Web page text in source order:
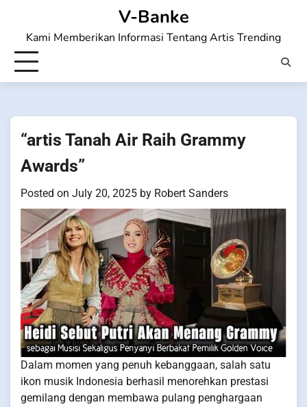
content
V-Banke
Kami Memberikan Informasi Tentang Artis Trending
“artis Tanah Air Raih Grammy
Awards”
Posted on July 20, 2025 by Robert Sanders
Dalam momen yang penuh kebanggaan, salah satu
ikon musik Indonesia berhasil menorehkan prestasi
gemilang dengan membawa pulang penghargaan